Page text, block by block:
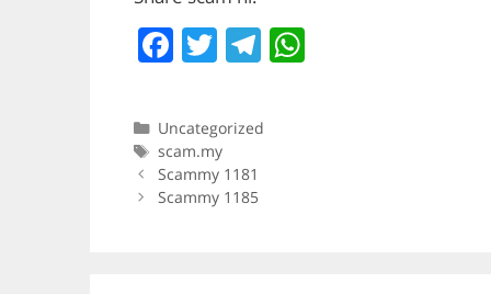
F
c
e
b
T
itt
er
T
e
gr
Categories
Uncategorized
Tags
scam.my
Scammy 1181
Scammy 1185